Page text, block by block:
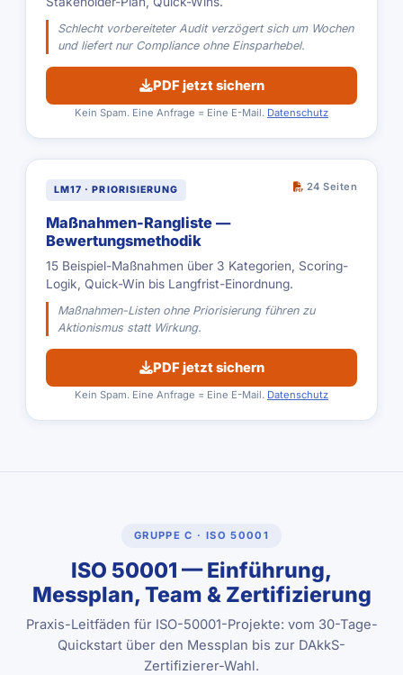
Schlecht vorbereiteter Audit verzögert sich um Wochen
und liefert nur Compliance ohne Einsparhebel.
PDF jetzt sichern
Kein Spam. Eine Anfrage = Eine E-Mail. Datenschutz
LM17 · PRIORISIERUNG 24 Seiten
Maßnahmen-Rangliste —
Bewertungsmethodik
15 Beispiel-Maßnahmen über 3 Kategorien, Scoring-
Logik, Quick-Win bis Langfrist-Einordnung.
Maßnahmen-Listen ohne Priorisierung führen zu
Aktionismus statt Wirkung.
PDF jetzt sichern
Kein Spam. Eine Anfrage = Eine E-Mail. Datenschutz
GRUPPE C · ISO 50001
ISO 50001 — Einführung,
Messplan, Team & Zertifizierung
Praxis-Leitfäden für ISO-50001-Projekte: vom 30-Tage-
Quickstart über den Messplan bis zur DAkkS-
Zertifizierer-Wahl.